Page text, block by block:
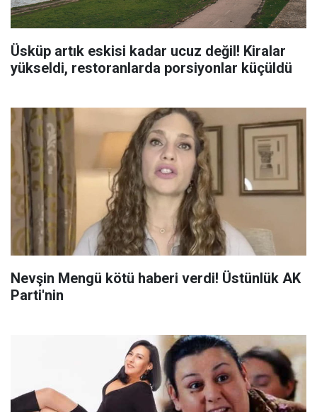
Üsküp artık eskisi kadar ucuz değil! Kiralar
yükseldi, restoranlarda porsiyonlar küçüldü
Nevşin Mengü kötü haberi verdi! Üstünlük AK
Parti'nin